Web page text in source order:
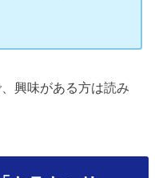
興味がある方は読み